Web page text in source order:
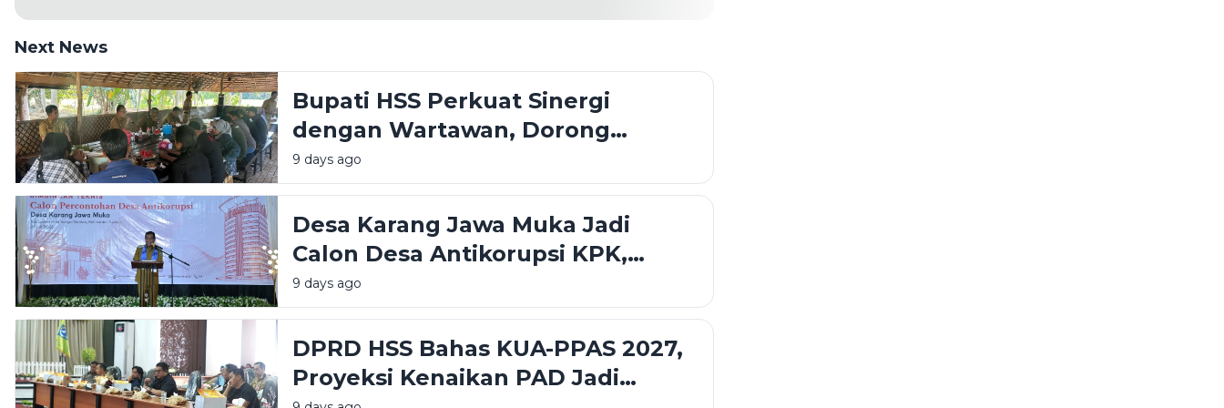
Next News
Bupati HSS Perkuat Sinergi
dengan Wartawan, Dorong
Informasi Publik yang Akurat dan
Transparan
9 days ago
Desa Karang Jawa Muka Jadi
Calon Desa Antikorupsi KPK,
Bupati HSS Tekankan Tata Kelola
Transparan
9 days ago
DPRD HSS Bahas KUA-PPAS 2027,
Proyeksi Kenaikan PAD Jadi